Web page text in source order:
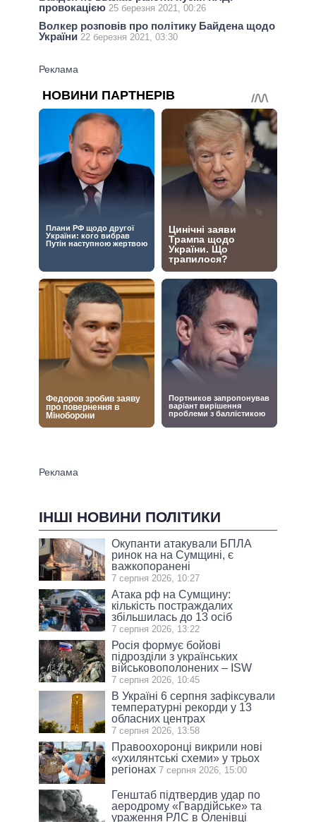
провокацією 25 березня 2021, 00:26
Волкер розповів про політику Байдена щодо
України 22 березня 2021, 03:30
ІНШІ НОВИНИ ПОЛІТИКИ
Окупанти атакували БПЛА
ринок на на Сумщині, є
важкопоранені
7 серпня 2026, 10:27
Атака рф на Сумщину:
кількість постраждалих
збільшилась до 13 осіб
7 серпня 2026, 13:22
Росія формує бойові
підрозділи з українських
військовополонених – ISW
7 серпня 2026, 10:45
В Україні 6 серпня зафіксували
температурні рекорди у 13
обласних центрах
7 серпня 2026, 13:58
Правоохоронці викрили нові
«ухилянтські схеми» у трьох
регіонах 7 серпня 2026, 15:00
Генштаб підтвердив удар по
аеродрому «Гвардійське» та
ураження РЛС в Оленівці